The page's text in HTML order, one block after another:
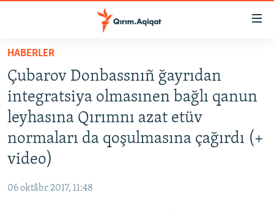
Esas
qaytmaq
Baş
navigatsiyağa
qaytmaq
Qıdıruvğa
qaytmaq
HABERLER
SİYASET
İQTİSADİYAT
MEDENİYET
HABERLER
Çubarov Donbassnıñ ğayrıdan
integratsiya olmasınen bağlı qanun
leyhasına Qırımnı azat etüv
normaları da qoşulmasına çağırdı (+
video)
06 oktâbr 2017, 11:48